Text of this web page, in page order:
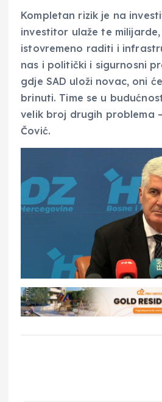
Kompletan rizik je na
investitor ulaže te
istovremeno raditi i
nas i politički i sigurnosni
gdje SAD uloži novac, oni
brinuti. Time se u
velik broj drugih problema
Čović.